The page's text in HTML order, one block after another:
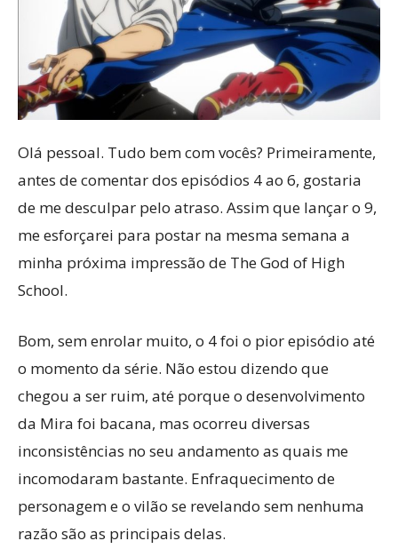
Olá pessoal. Tudo bem com vocês? Primeiramente,
antes de comentar dos episódios 4 ao 6, gostaria
de me desculpar pelo atraso. Assim que lançar o 9,
me esforçarei para postar na mesma semana a
minha próxima impressão de The God of High
School.
Bom, sem enrolar muito, o 4 foi o pior episódio até
o momento da série. Não estou dizendo que
chegou a ser ruim, até porque o desenvolvimento
da Mira foi bacana, mas ocorreu diversas
inconsistências no seu andamento as quais me
incomodaram bastante. Enfraquecimento de
personagem e o vilão se revelando sem nenhuma
razão são as principais delas.